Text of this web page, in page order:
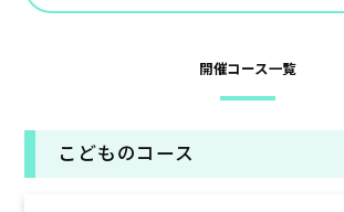
開催コース一覧
こどものコース